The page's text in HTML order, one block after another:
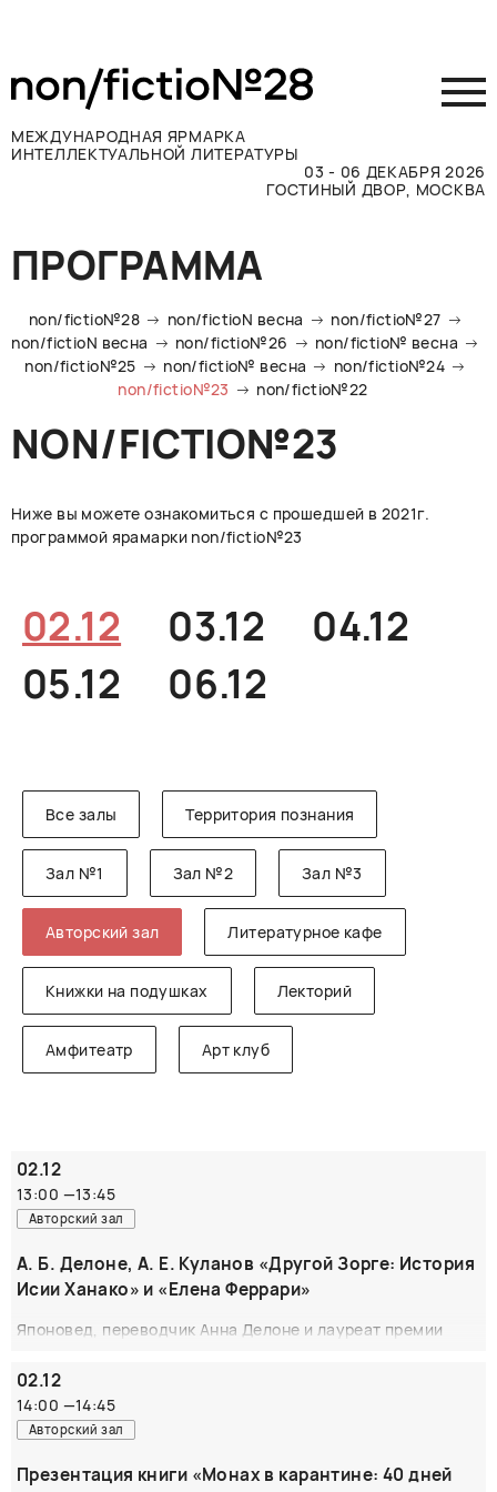
МЕЖДУНАРОДНАЯ ЯРМАРКА
ИНТЕЛЛЕКТУАЛЬНОЙ ЛИТЕРАТУРЫ
03 - 06 ДЕКАБРЯ 2026
ГОСТИНЫЙ ДВОР, МОСКВА
Принять участие
Участникам
Посетителям
Программа
Прессе
Контакты
РУССКИЙ ENGLISH CHINESE
ПРОГРАММА
non/fictio№28 non/fictioN весна
non/fictio№27
non/fictioN весна
non/fictio№26
non/fictio№ весна
non/fictio№25
non/fictio№ весна
non/fictio№24
non/fictio№23
non/fictio№22
NON/FICTIO№23
Ниже вы можете ознакомиться с прошедшей в 2021г.
программой ярамарки non/fictio№23
02.12 03.12
04.12
05.12
06.12
Все залы Территория познания
Зал №1 Зал №2 Зал №3
Авторский зал Литературное кафе
Книжки на подушках Лекторий
Амфитеатр Арт клуб
02.12
13:00 —13:45
Авторский зал
А. Б. Делоне, А. Е. Куланов «Другой Зорге: История
Исии Ханако» и «Елена Феррари»
Японовед, переводчик Анна Делоне и лауреат премии
историк Александр Куланов представят свою книгу
«Другой Зорге: История Исии Ханако». Книга основана на
уникальном материале – никогда не переводившихся на
русский язык мемуарах «японской жены» знаменитого
разведчика – Исии Ханако. Авторы показывают Рихарда
02.12
14:00 —14:45
Авторский зал
Презентация книги «Монах в карантине: 40 дней